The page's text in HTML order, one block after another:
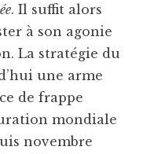
. Il suffit alors
à son agonie
La stratégie du
une arme
de frappe
mondiale
novembre